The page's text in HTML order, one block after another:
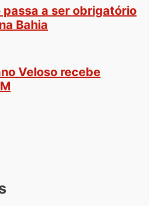
a ser obrigatório
Bahia
Veloso recebe